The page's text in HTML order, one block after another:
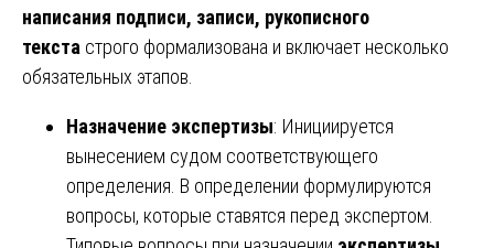
написания подписи, записи, рукописного
текста строго формализована и включает несколько
обязательных этапов.
Назначение экспертизы: Инициируется
вынесением судом соответствующего
определения. В определении формулируются
вопросы, которые ставятся перед экспертом.